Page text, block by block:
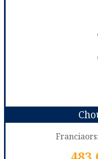
Utazás
DOUBLE
Időpont: